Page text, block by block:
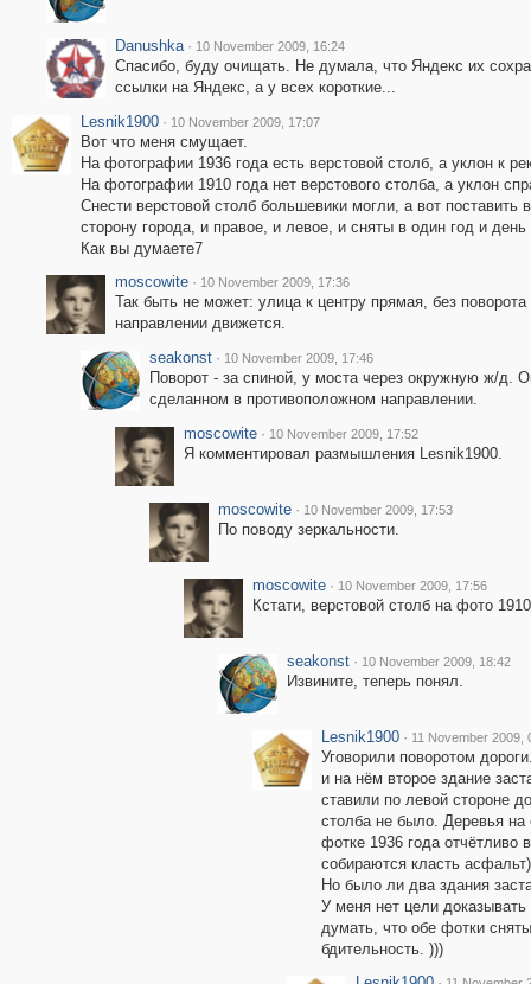
Danushka · 10 November 2009, 16:24
Спасибо, буду очищать. Не думала, что Яндекс их
ссылки на Яндекс, а у всех короткие...
Lesnik1900 · 10 November 2009, 17:07
Вот что меня смущает.
На фотографии 1936 года есть верстовой столб, а уклон к
На фотографии 1910 года нет верстового столба, а уклон
Снести верстовой столб большевики могли, а вот
сторону города, и правое, и левое, и сняты в один год и
Как вы думаете7
moscowite · 10 November 2009, 17:36
Так быть не может: улица к центру прямая, без
направлении движется.
seakonst · 10 November 2009, 17:46
Поворот - за спиной, у моста через окружную ж/д.
сделанном в противоположном направлении.
moscowite · 10 November 2009, 17:52
Я комментировал размышления Lesnik1900.
moscowite · 10 November 2009, 17:53
По поводу зеркальности.
moscowite · 10 November 2009, 17:56
Кстати, верстовой столб на фото
seakonst · 10 November 2009, 18:42
Извините, теперь понял.
Lesnik1900 · 11 November 2009,
Уговорили поворотом
и на нём второе здание
ставили по левой стороне
столба не было. Деревья
фотке 1936 года отчётливо
собираются класть
Но было ли два здания
У меня нет цели
думать, что обе фотки
бдительность. )))